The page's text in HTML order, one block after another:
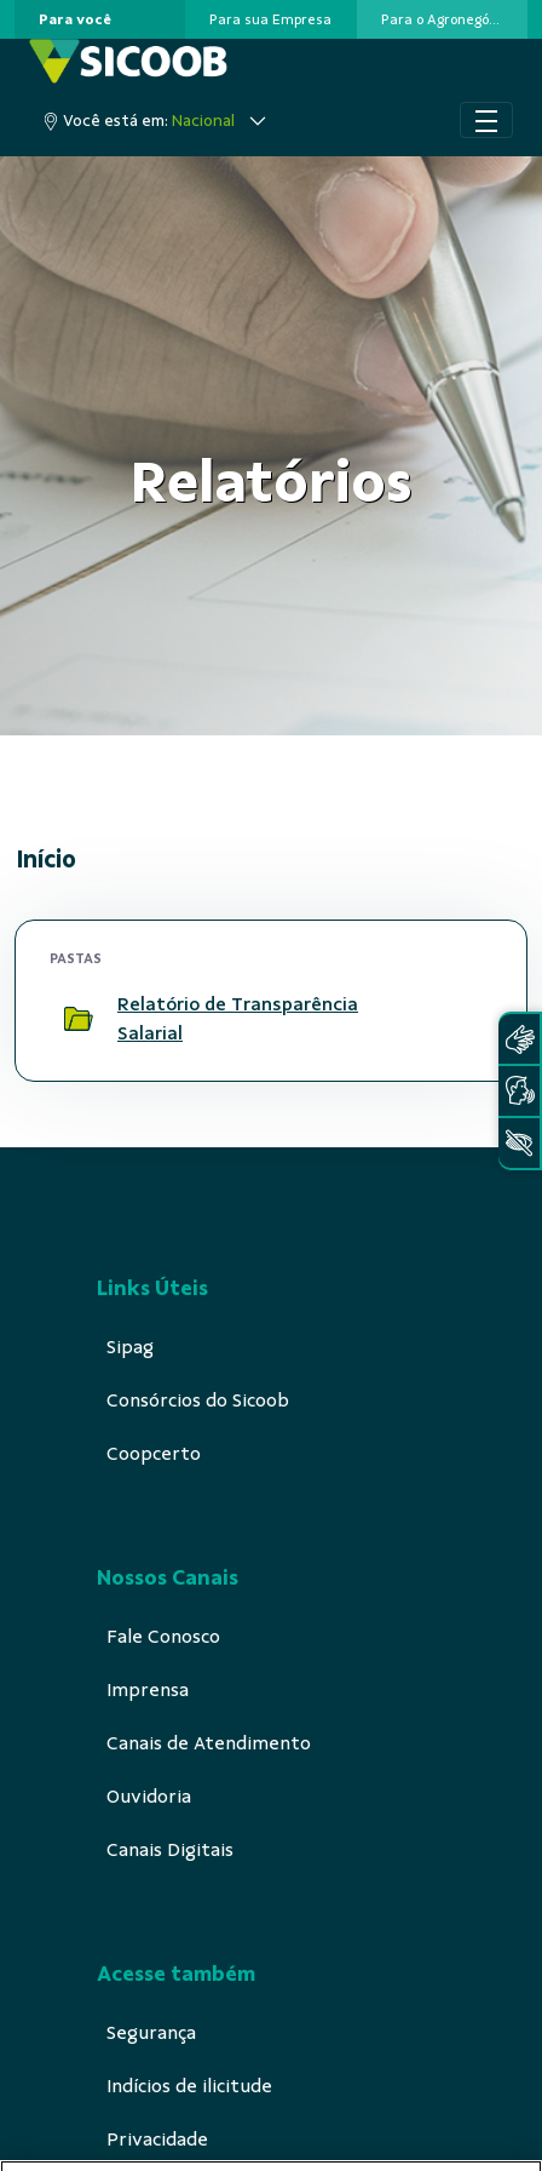
Pular para o Conteúdo principal
Para você Para sua Empresa Para o Agronegócio
Você está em: Nacional
Relatórios
Início
PASTAS
Relatório de Transparência
Salarial
Links Úteis
Sipag
Consórcios do Sicoob
Coopcerto
Nossos Canais
Fale Conosco
Imprensa
Canais de Atendimento
Ouvidoria
Canais Digitais
Acesse também
Segurança
Indícios de ilicitude
Privacidade